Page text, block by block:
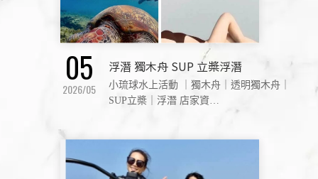
05
2026/05
浮潛 獨木舟 SUP 立槳浮潛
小琉球水上活動 ｜獨木舟｜透明獨木舟｜
SUP立槳｜浮潛 店家資
訊:https://www.facebook.com/a0932848984/?